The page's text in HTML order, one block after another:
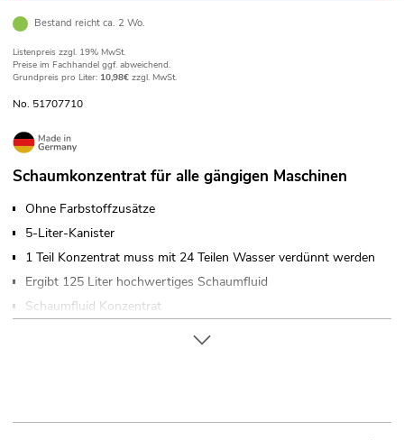
Bestand reicht ca. 2 Wo.
Listenpreis zzgl. 19% MwSt.
Preise im Fachhandel ggf. abweichend.
Grundpreis pro Liter: 10,98€ zzgl. MwSt.
No. 51707710
Schaumkonzentrat für alle gängigen Maschinen
Ohne Farbstoffzusätze
5-Liter-Kanister
1 Teil Konzentrat muss mit 24 Teilen Wasser verdünnt werden
Ergibt 125 Liter hochwertiges Schaumfluid
Schaumfluid Konzentrat